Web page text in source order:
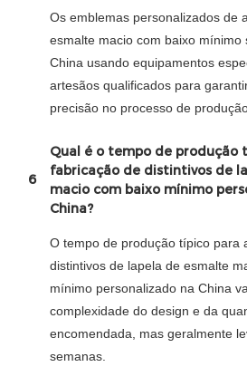
Os emblemas personalizados de
esmalte macio com baixo mínimo
China usando equipamentos
artesãos qualificados para
precisão no processo de
6
Qual é o tempo de produção
fabricação de distintivos de
macio com baixo mínimo
China?
O tempo de produção típico para
distintivos de lapela de esmalte
mínimo personalizado na China
complexidade do design e da
encomendada, mas geralmente
semanas.